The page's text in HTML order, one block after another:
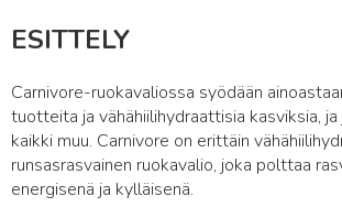
ESITTELY
Carnivore-ruokavaliossa syödään
tuotteita ja vähähiilihydraattisia kasviksia,
kaikki muu. Carnivore on erittäin
runsasrasvainen ruokavalio, joka polttaa
energisenä ja kylläisenä.